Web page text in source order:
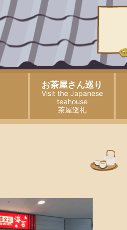
お茶屋さん巡り
Visit the Japanese
teahouse
茶屋巡礼